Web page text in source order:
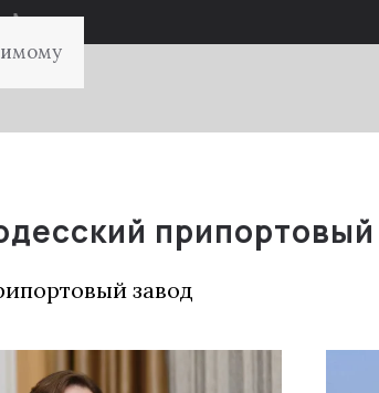
припортовый
завод